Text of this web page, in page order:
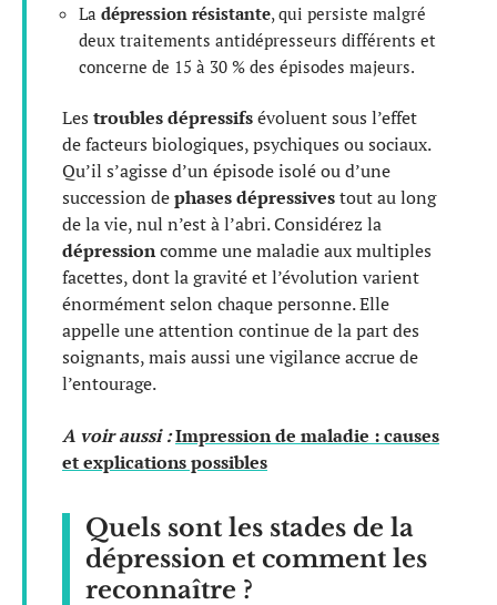
La dépression résistante, qui persiste malgré
deux traitements antidépresseurs différents et
concerne de 15 à 30 % des épisodes majeurs.
Les troubles dépressifsévoluent sous l’effet
de facteurs biologiques, psychiques ou sociaux.
Qu’il s’agisse d’un épisode isolé ou d’une
succession dephases dépressivestout au long
de la vie, nul n’est à l’abri. Considérez la
dépressioncomme une maladie aux multiples
facettes, dont la gravité et l’évolution varient
énormément selon chaque personne. Elle
appelle une attention continue de la part des
soignants, mais aussi une vigilance accrue de
l’entourage.
A voir aussi :Impression de maladie : causes
et explications possibles
Quels sont les stades de la
dépression et comment les
reconnaître ?